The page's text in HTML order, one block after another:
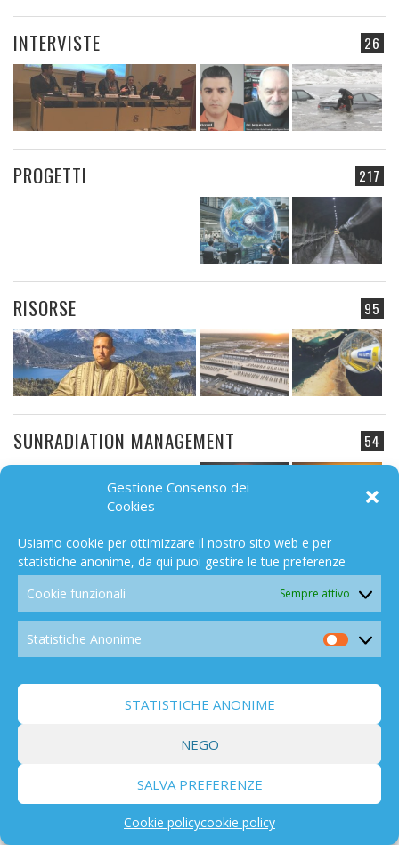
Gestione Consenso dei
Cookies
Usiamo cookie per ottimizzare il nostro sito web e per
statistiche anonime, da qui puoi gestire le tue preferenze
Cookie funzionali
Sempre attivo
Statistiche Anonime
STATISTICHE ANONIME
NEGO
SALVA PREFERENZE
Cookie policycookie policy
26
INTERVISTE
217
PROGETTI
95
RISORSE
54
SUNRADIATION MANAGEMENT
280
SALUTE